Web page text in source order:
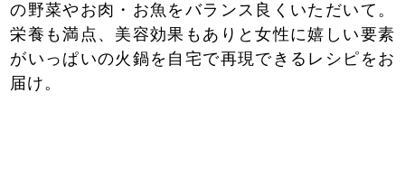
の野菜やお肉・お魚をバランス良くいただいて。
栄養も満点、美容効果もありと女性に嬉しい要素
がいっぱいの火鍋を自宅で再現できるレシピをお
届け。